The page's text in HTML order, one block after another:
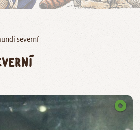
severní